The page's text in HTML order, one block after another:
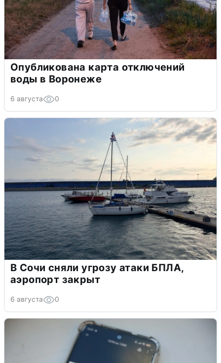
Опубликована карта отключений
воды в Воронеже
6 августа 0
В Сочи сняли угрозу атаки БПЛА,
аэропорт закрыт
6 августа 0